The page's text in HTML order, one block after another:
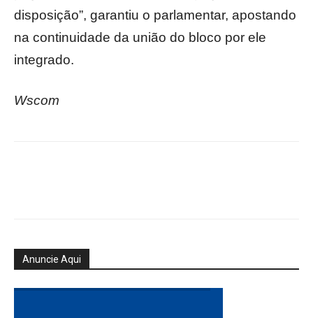
disposição”, garantiu o parlamentar, apostando
na continuidade da união do bloco por ele
integrado.
Wscom
Anuncie Aqui